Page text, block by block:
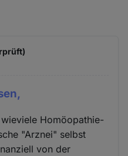
Homöopathie-
"Arznei" selbst
von der